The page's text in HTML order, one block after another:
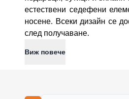
естествени седефени
носене. Всеки дизайн се
след получаване.
Виж повече